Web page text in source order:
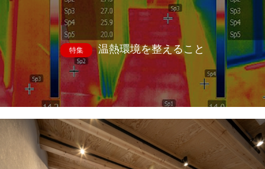
特集 温熱環境を整えること